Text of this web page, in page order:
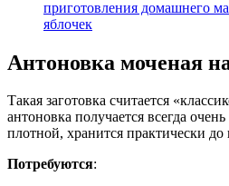
приготовления домашнего
яблочек
Антоновка моченая
Такая заготовка считается
антоновка получается всегда
плотной, хранится практически до
Потребуются: